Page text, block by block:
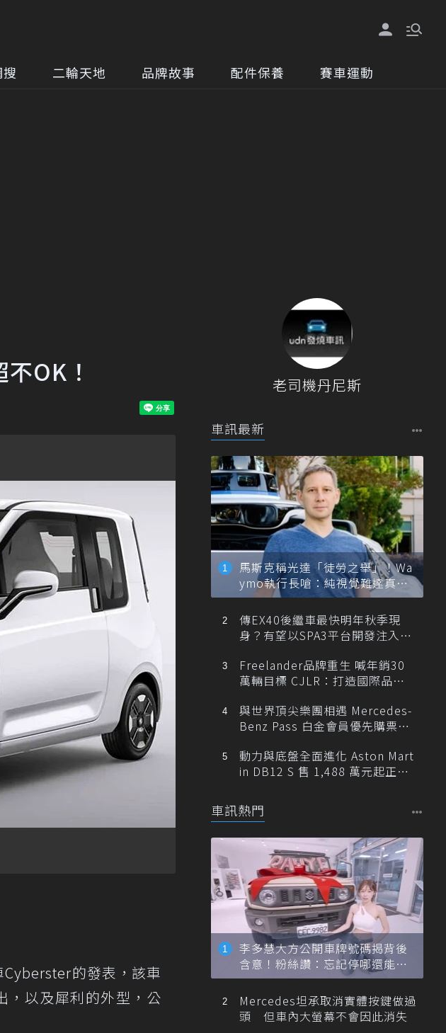
二輪天地 品牌故事 配件保養 賽車運動
OK！
Cyberster的發表，該車
，以及犀利的外型，公
老司機丹尼斯
車訊最新
馬斯克稱光達「徒勞之舉」！Wa
ymo執行長嗆：純視覺難達真正
自動駕駛
傳EX40後繼車最快明年秋季現
身？有望以SPA3平台開發注入80
Freelander品牌重生 喊年銷30
萬輛目標 CJLR：打造國際品牌
與世界頂尖樂團相遇 Mercedes-
Benz Pass 白金會員優先購票維
動力與底盤全面進化 Aston Mart
in DB12 S 售 1,488 萬元起正式
車訊熱門
李多慧大方公開車牌號碼揭背後
含意！粉絲讚：忘記停哪還能幫
忙找車
Mercedes坦承取消實體按鍵做過
頭 但車內大螢幕不會因此消失